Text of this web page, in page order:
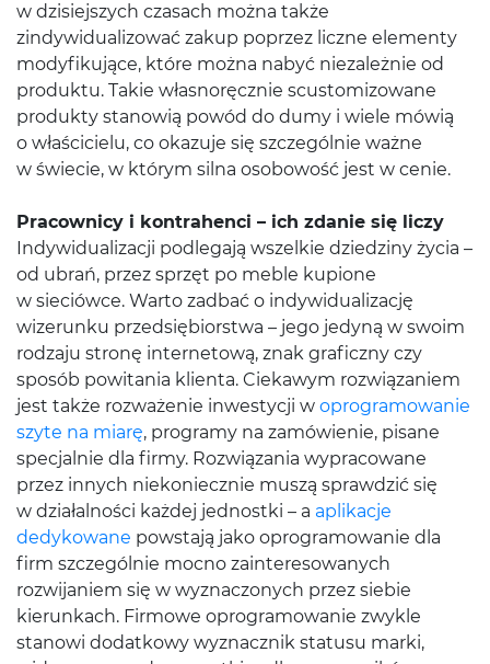
w dzisiejszych czasach można także
zindywidualizować zakup poprzez liczne elementy
modyfikujące, które można nabyć niezależnie od
produktu. Takie własnoręcznie scustomizowane
produkty stanowią powód do dumy i wiele mówią
o właścicielu, co okazuje się szczególnie ważne
w świecie, w którym silna osobowość jest w cenie.
Pracownicy i kontrahenci – ich zdanie się liczy
Indywidualizacji podlegają wszelkie dziedziny życia –
od ubrań, przez sprzęt po meble kupione
w sieciówce. Warto zadbać o indywidualizację
wizerunku przedsiębiorstwa – jego jedyną w swoim
rodzaju stronę internetową, znak graficzny czy
sposób powitania klienta. Ciekawym rozwiązaniem
jest także rozważenie inwestycji w oprogramowanie
szyte na miarę, programy na zamówienie, pisane
specjalnie dla firmy. Rozwiązania wypracowane
przez innych niekoniecznie muszą sprawdzić się
w działalności każdej jednostki – a aplikacje
dedykowane powstają jako oprogramowanie dla
firm szczególnie mocno zainteresowanych
rozwijaniem się w wyznaczonych przez siebie
kierunkach. Firmowe oprogramowanie zwykle
stanowi dodatkowy wyznacznik statusu marki,